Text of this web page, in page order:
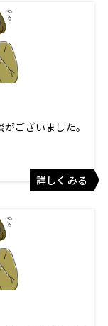
ございました。
詳しくみる